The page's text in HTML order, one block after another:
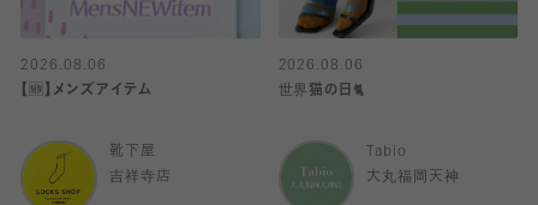
2026.08.06
【🆕】メンズアイテム
靴下屋
吉祥寺店
2026.08.06
世界猫の日🐈
Tabio
大丸福岡天神